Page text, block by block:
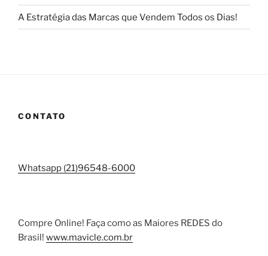
A Estratégia das Marcas que Vendem Todos os Dias!
CONTATO
Whatsapp (21)96548-6000
Compre Online! Faça como as Maiores REDES do
Brasil! www.mavicle.com.br